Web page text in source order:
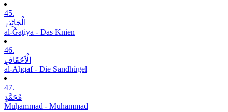
45.
الْجَاثِیَۃِ
al-Ǧāṯiya - Das Knien
46.
الْاَحْقَافِ
al-Aḥqāf - Die Sandhügel
47.
مُحَمَّدٍ
Muḥammad - Muhammad